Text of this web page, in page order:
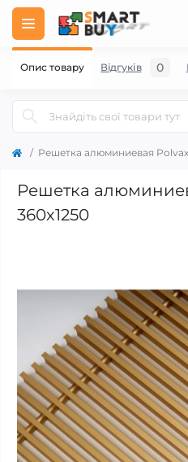
Решетка алюминиевая Polvax
Решетка
360х1250
Опис товару Відгуків 0